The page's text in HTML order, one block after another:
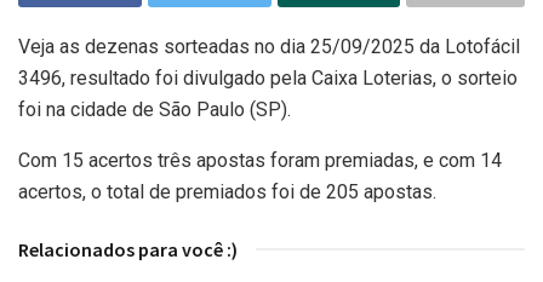
Veja as dezenas sorteadas no dia 25/09/2025 da Lotofácil
3496, resultado foi divulgado pela Caixa Loterias, o sorteio
foi na cidade de São Paulo (SP).
Com 15 acertos três apostas foram premiadas, e com 14
acertos, o total de premiados foi de 205 apostas.
Relacionados para você :)